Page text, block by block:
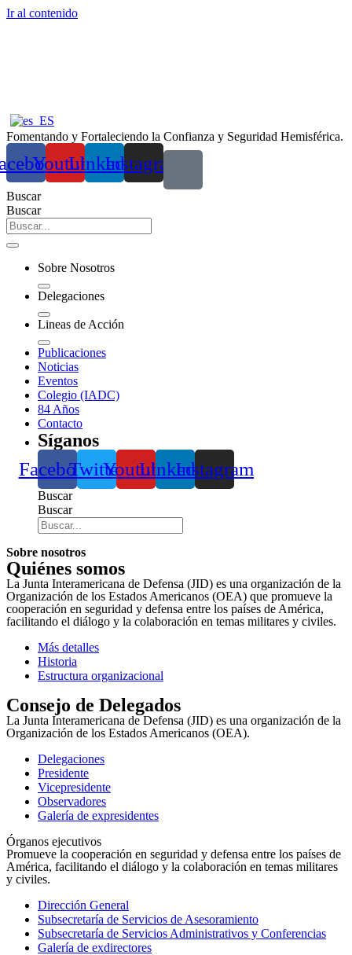
Ir al contenido
Fomentando y Fortaleciendo la Confianza y Seguridad Hemisférica.
YoutubeLinkedin
Instagram
Buscar
Buscar
Sobre Nosotros
Delegaciones
Lineas de Acción
Publicaciones
Noticias
Eventos
Colegio (IADC)
84 Años
Contacto
Síganos
FacebookTwitterYoutubeLinkedinInstagram
Buscar
Buscar
Sobre nosotros
Quiénes somos
La Junta Interamericana de Defensa (JID) es una organización de la
Organización de los Estados Americanos (OEA) que promueve la
cooperación en seguridad y defensa entre los países de América,
facilitando el diálogo y la colaboración en temas militares y civiles.
Más detalles
Historia
Estructura organizacional
Consejo de Delegados
La Junta Interamericana de Defensa (JID) es una organización de la
Organización de los Estados Americanos (OEA).
Delegaciones
Presidente
Vicepresidente
Observadores
Galería de expresidentes
Órganos ejecutivos
Promueve la cooperación en seguridad y defensa entre los países de
América, facilitando el diálogo y la colaboración en temas militares
y civiles.
Dirección General
Subsecretaría de Servicios de Asesoramiento
Subsecretaría de Servicios Administrativos y Conferencias
Galería de exdirectores